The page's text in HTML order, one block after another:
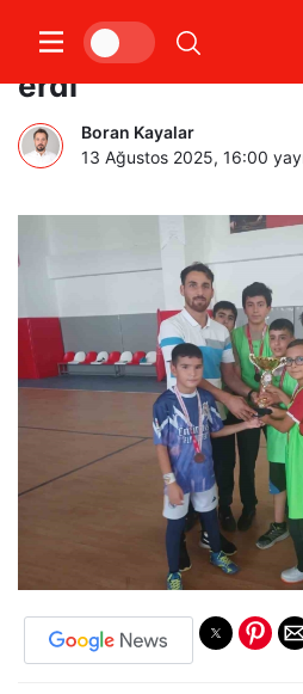
Elazığ’da futsal
erdi
Boran Kayalar
13 Ağustos 2025, 16:00